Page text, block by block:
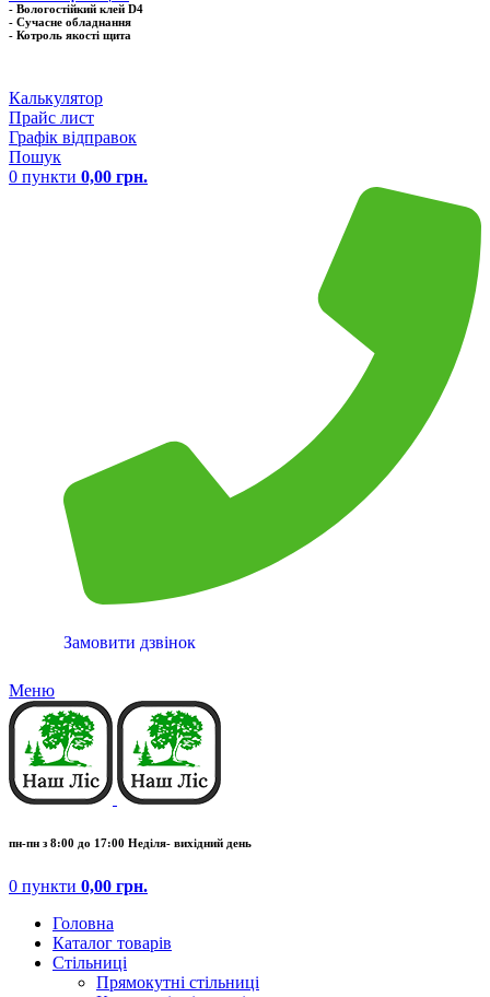
- Вологостійкий клей D4
- Сучасне обладнання
- Котроль якоcті щита
Калькулятор
Прайс лист
Графік відправок
Пошук
0 пункти 0,00 грн.
Замовити дзвінок
Меню
пн-пн з 8:00 до 17:00 Неділя- вихідний день
0 пункти 0,00 грн.
Головна
Каталог товарів
Стільниці
Прямокутні стільниці